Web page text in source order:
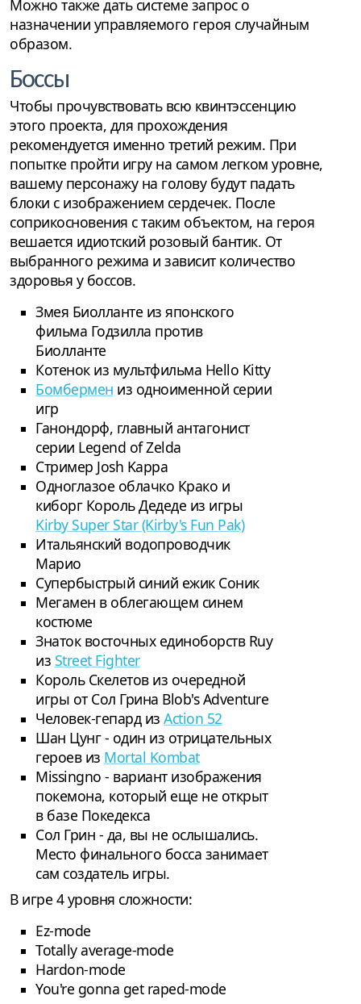
Можно также дать системе запрос о
назначении управляемого героя случайным
образом.
Боссы
Чтобы прочувствовать всю квинтэссенцию
этого проекта, для прохождения
рекомендуется именно третий режим. При
попытке пройти игру на самом легком уровне,
вашему персонажу на голову будут падать
блоки с изображением сердечек. После
соприкосновения с таким объектом, на героя
вешается идиотский розовый бантик. От
выбранного режима и зависит количество
здоровья у боссов.
Змея Биолланте из японского
фильма Годзилла против
Биолланте
Котенок из мультфильма Hello Kitty
Бомбермен из одноименной серии
игр
Ганондорф, главный антагонист
серии Legend of Zelda
Стример Josh Kappa
Одноглазое облачко Крако и
киборг Король Дедеде из игры
Kirby Super Star (Kirby's Fun Pak)
Итальянский водопроводчик
Марио
Супербыстрый синий ежик Соник
Мегамен в облегающем синем
костюме
Знаток восточных единоборств Ruy
из Street Fighter
Король Скелетов из очередной
игры от Сол Грина Blob's Adventure
Человек-гепард из Action 52
Шан Цунг - один из отрицательных
героев из Mortal Kombat
Missingno - вариант изображения
покемона, который еще не открыт
в базе Покедекса
Сол Грин - да, вы не ослышались.
Место финального босса занимает
сам создатель игры.
В игре 4 уровня сложности:
Ez-mode
Totally average-mode
Hardon-mode
You're gonna get raped-mode